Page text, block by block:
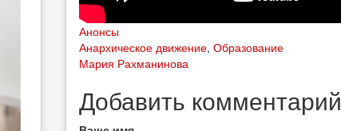
Анонсы
Анархическое движение, Образование
Мария Рахманинова
Добавить комментарий